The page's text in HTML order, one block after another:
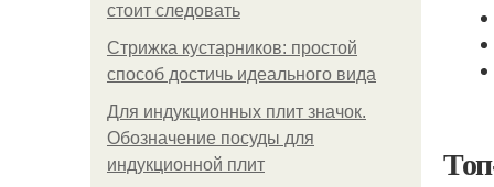
стоит следовать
Стрижка кустарников: простой
способ достичь идеального вида
Для индукционных плит значок.
Обозначение посуды для
индукционной плит